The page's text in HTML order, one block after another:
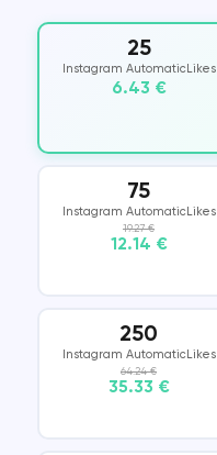
25
Instagram AutomaticLikes
6.43 €
75
Instagram AutomaticLikes
19.27 €
12.14 €
250
Instagram AutomaticLikes
64.24 €
35.33 €